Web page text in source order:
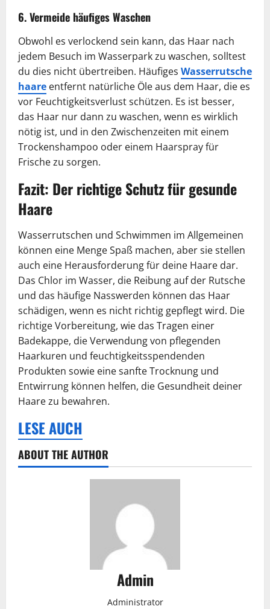
6. Vermeide häufiges Waschen
Obwohl es verlockend sein kann, das Haar nach
jedem Besuch im Wasserpark zu waschen, solltest
du dies nicht übertreiben. Häufiges Wasserrutsche
haare entfernt natürliche Öle aus dem Haar, die es
vor Feuchtigkeitsverlust schützen. Es ist besser,
das Haar nur dann zu waschen, wenn es wirklich
nötig ist, und in den Zwischenzeiten mit einem
Trockenshampoo oder einem Haarspray für
Frische zu sorgen.
Fazit: Der richtige Schutz für gesunde
Haare
Wasserrutschen und Schwimmen im Allgemeinen
können eine Menge Spaß machen, aber sie stellen
auch eine Herausforderung für deine Haare dar.
Das Chlor im Wasser, die Reibung auf der Rutsche
und das häufige Nasswerden können das Haar
schädigen, wenn es nicht richtig gepflegt wird. Die
richtige Vorbereitung, wie das Tragen einer
Badekappe, die Verwendung von pflegenden
Haarkuren und feuchtigkeitsspendenden
Produkten sowie eine sanfte Trocknung und
Entwirrung können helfen, die Gesundheit deiner
Haare zu bewahren.
LESE AUCH
ABOUT THE AUTHOR
Admin
Administrator